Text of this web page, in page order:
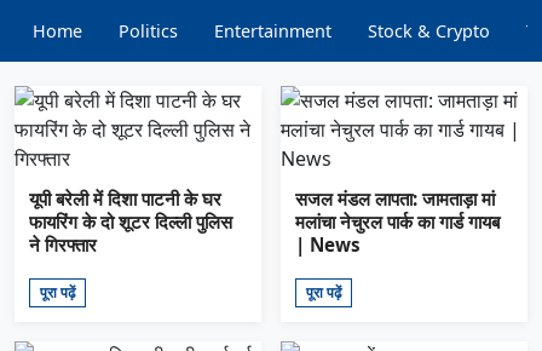
Home Politics Entertainment Stock & Crypto
यूपी बरेली में दिशा पाटनी के घर
फायरिंग के दो शूटर दिल्ली पुलिस
ने गिरफ्तार
पूरा पढ़ें
सजल मंडल लापता: जामताड़ा मां
मलांचा नेचुरल पार्क का गार्ड गायब
| News
पूरा पढ़ें